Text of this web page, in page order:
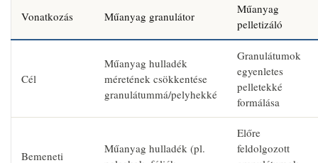
Vonatkozás Műanyag granulátor
Műanyag
pelletizáló
Cél
Műanyag hulladék
méretének csökkentése
granulátummá/pelyhekké
Granulátumok
egyenletes
pelletekké
formálása
Bemeneti
Műanyag hulladék (pl.
Előre
feldolgozott